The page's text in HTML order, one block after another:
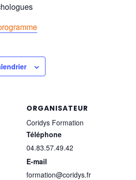
ORGANISATEUR
Coridys Formation
Téléphone
04.83.57.49.42
E-mail
formation@coridys.fr